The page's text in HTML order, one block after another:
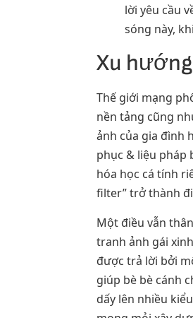
lời yêu cầu
sóng này,
Xu
Thế giới mạng
nền tảng cũng
ảnh của gia đình
phục & liệu pháp
hóa học cá tính
filter” trở thành
Một điều vẫn
tranh ảnh gái
được trả lời bởi
giúp bè bè cánh
dấy lên nhiều